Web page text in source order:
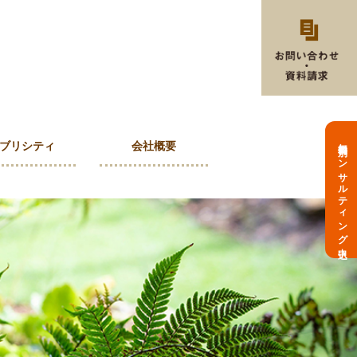
無料個別コンサルティング申込
リシティ 会社概要